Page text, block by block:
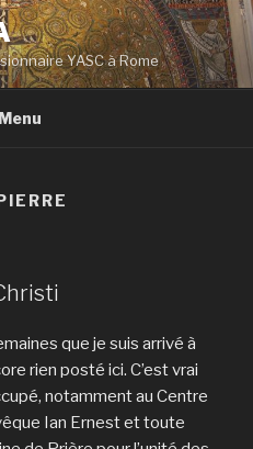
YASC à Rome
Menu
que je suis arrivé à
rien posté ici. C’est vrai
notamment au Centre
Ian Ernest et toute